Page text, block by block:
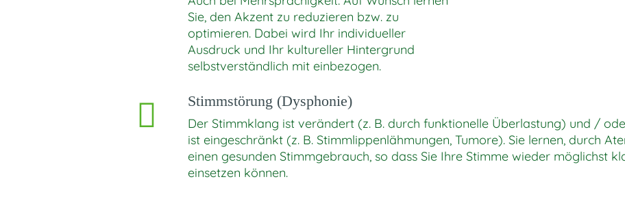
Sie, den Akzent zu reduzieren bzw. zu
optimieren. Dabei wird Ihr individueller
Ausdruck und Ihr kultureller Hintergrund
selbstverständlich mit einbezogen.
Stimmstörung (Dysphonie)
Der Stimmklang ist verändert (z. B. durch funktionelle Überlastung) und /
ist eingeschränkt (z. B. Stimmlippenlähmungen, Tumore). Sie lernen, durch
einen gesunden Stimmgebrauch, so dass Sie Ihre Stimme wieder möglichst
einsetzen können.